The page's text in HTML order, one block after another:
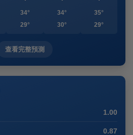
34°
29°
34°
30°
35°
29°
查看完整預測
1.00
0.87